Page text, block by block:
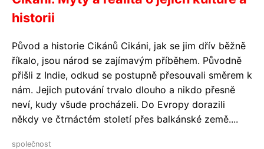
historii
Původ a historie Cikánů Cikáni, jak se jim dřív běžně
říkalo, jsou národ se zajímavým příběhem. Původně
přišli z Indie, odkud se postupně přesouvali směrem k
nám. Jejich putování trvalo dlouho a nikdo přesně
neví, kudy všude procházeli. Do Evropy dorazili
někdy ve čtrnáctém století přes balkánské země....
společnost